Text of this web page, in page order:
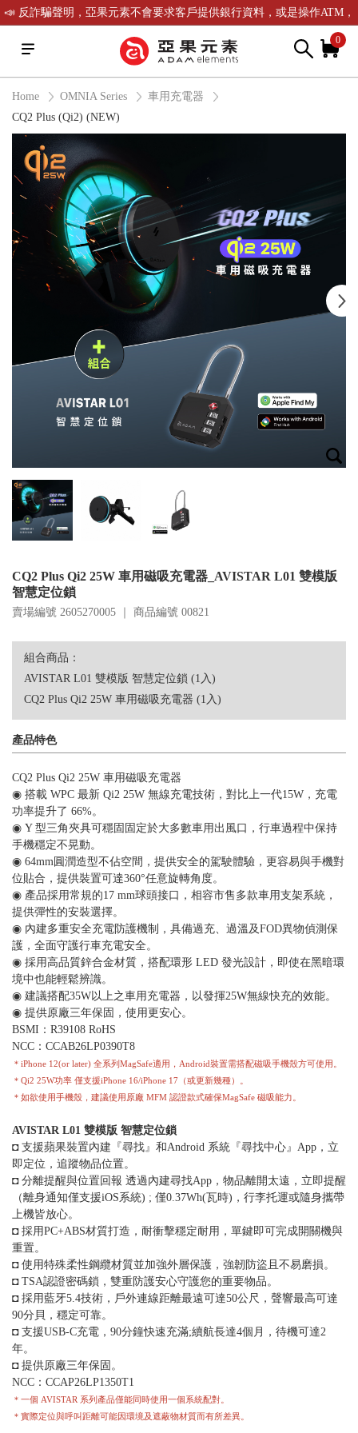
📣 反詐騙聲明，亞果元素不會要求客戶提供銀行資料，或是操作ATM，
可致電(02)-2738-9900聯繫我們或是165反詐騙電話查證！ 0
Home OMNIA Series
車用充電器
CQ2 Plus (Qi2) (NEW)
CQ2 Plus Qi2 25W 車用磁吸充電器_AVISTAR L01 雙模版
智慧定位鎖
賣場編號 2605270005 ｜ 商品編號 00821
組合商品：
AVISTAR L01 雙模版 智慧定位鎖 (1入)
CQ2 Plus Qi2 25W 車用磁吸充電器 (1入)
產品特色
CQ2 Plus Qi2 25W 車用磁吸充電器
◉ 搭載 WPC 最新 Qi2 25W 無線充電技術，對比上一代15W，充電
功率提升了 66%。
◉ Y 型三角夾具可穩固固定於大多數車用出風口，行車過程中保持
手機穩定不晃動。
◉ 64mm圓潤造型不佔空間，提供安全的駕駛體驗，更容易與手機對
位貼合，提供裝置可達360°任意旋轉角度。
◉ 產品採用常規的17 mm球頭接口，相容市售多款車用支架系統，
提供彈性的安裝選擇。
◉ 內建多重安全充電防護機制，具備過充、過溫及FOD異物偵測保
護，全面守護行車充電安全。
◉ 採用高品質鋅合金材質，搭配環形 LED 發光設計，即使在黑暗環
境中也能輕鬆辨識。
◉ 建議搭配35W以上之車用充電器，以發揮25W無線快充的效能。
◉ 提供原廠三年保固，使用更安心。
BSMI：R39108 RoHS
NCC：CCAB26LP0390T8
＊iPhone 12(or later) 全系列MagSafe適用，Android裝置需搭配磁吸手機殼方可使用。
＊Qi2 25W功率 僅支援iPhone 16/iPhone 17（或更新幾種）。
＊如欲使用手機殼，建議使用原廠 MFM 認證款式確保MagSafe 磁吸能力。
AVISTAR L01 雙模版 智慧定位鎖
◘ 支援蘋果裝置內建『尋找』和Android 系統『尋找中心』App，立
即定位，追蹤物品位置。
◘ 分離提醒與位置回報 透過內建尋找App，物品離開太遠，立即提醒
（離身通知僅支援iOS系統) ; 僅0.37Wh(瓦時)，行李托運或隨身攜帶
上機皆放心。
◘ 採用PC+ABS材質打造，耐衝擊穩定耐用，單鍵即可完成開關機與
重置。
◘ 使用特殊柔性鋼纜材質並加強外層保護，強韌防盜且不易磨損。
◘ TSA認證密碼鎖，雙重防護安心守護您的重要物品。
◘ 採用藍牙5.4技術，戶外連線距離最遠可達50公尺，聲響最高可達
90分貝，穩定可靠。
◘ 支援USB-C充電，90分鐘快速充滿;續航長達4個月，待機可達2
年。
◘ 提供原廠三年保固。
NCC：CCAP26LP1350T1
＊一個 AVISTAR 系列產品僅能同時使用一個系統配對。
＊實際定位與呼叫距離可能因環境及遮蔽物材質而有所差異。